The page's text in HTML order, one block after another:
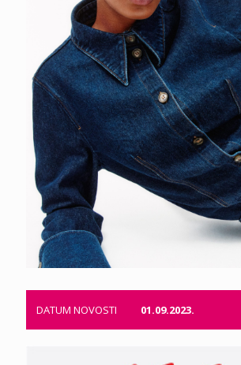
DATUM NOVOSTI 01.09.2023.